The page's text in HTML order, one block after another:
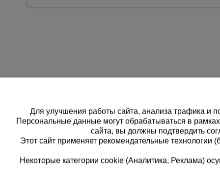
Для улучшения работы сайта, анализа трафика и
Персональные данные могут обрабатываться в рамках
сайта, вы должны подтвердить
Этот сайт применяет рекомендательные
Некоторые категории cookie (Аналитика, Реклама)